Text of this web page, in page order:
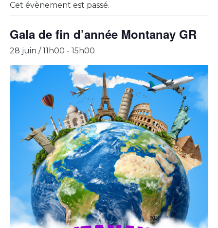
Cet évènement est passé.
Gala de fin d’année Montanay GR
28 juin / 11h00 - 15h00